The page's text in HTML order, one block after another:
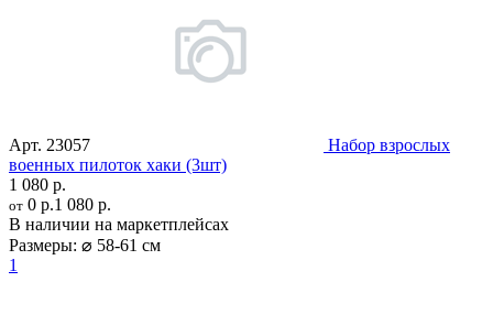
Арт. 23057
Набор взрослых
военных пилоток хаки (3шт)
1 080 р.
от 0 р.1 080 р.
В наличии на маркетплейсах
Размеры: ⌀ 58-61 см
1